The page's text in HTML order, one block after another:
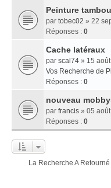
Peinture
par tobec02 » 22
Réponses : 0
Cache latéraux
par scal74 » 15
Vos Recherche de
Réponses : 0
nouveau
par francis » 05
Réponses : 0
La Recherche A